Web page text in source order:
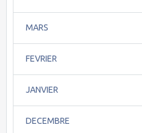
MARS
FEVRIER
JANVIER
DECEMBRE